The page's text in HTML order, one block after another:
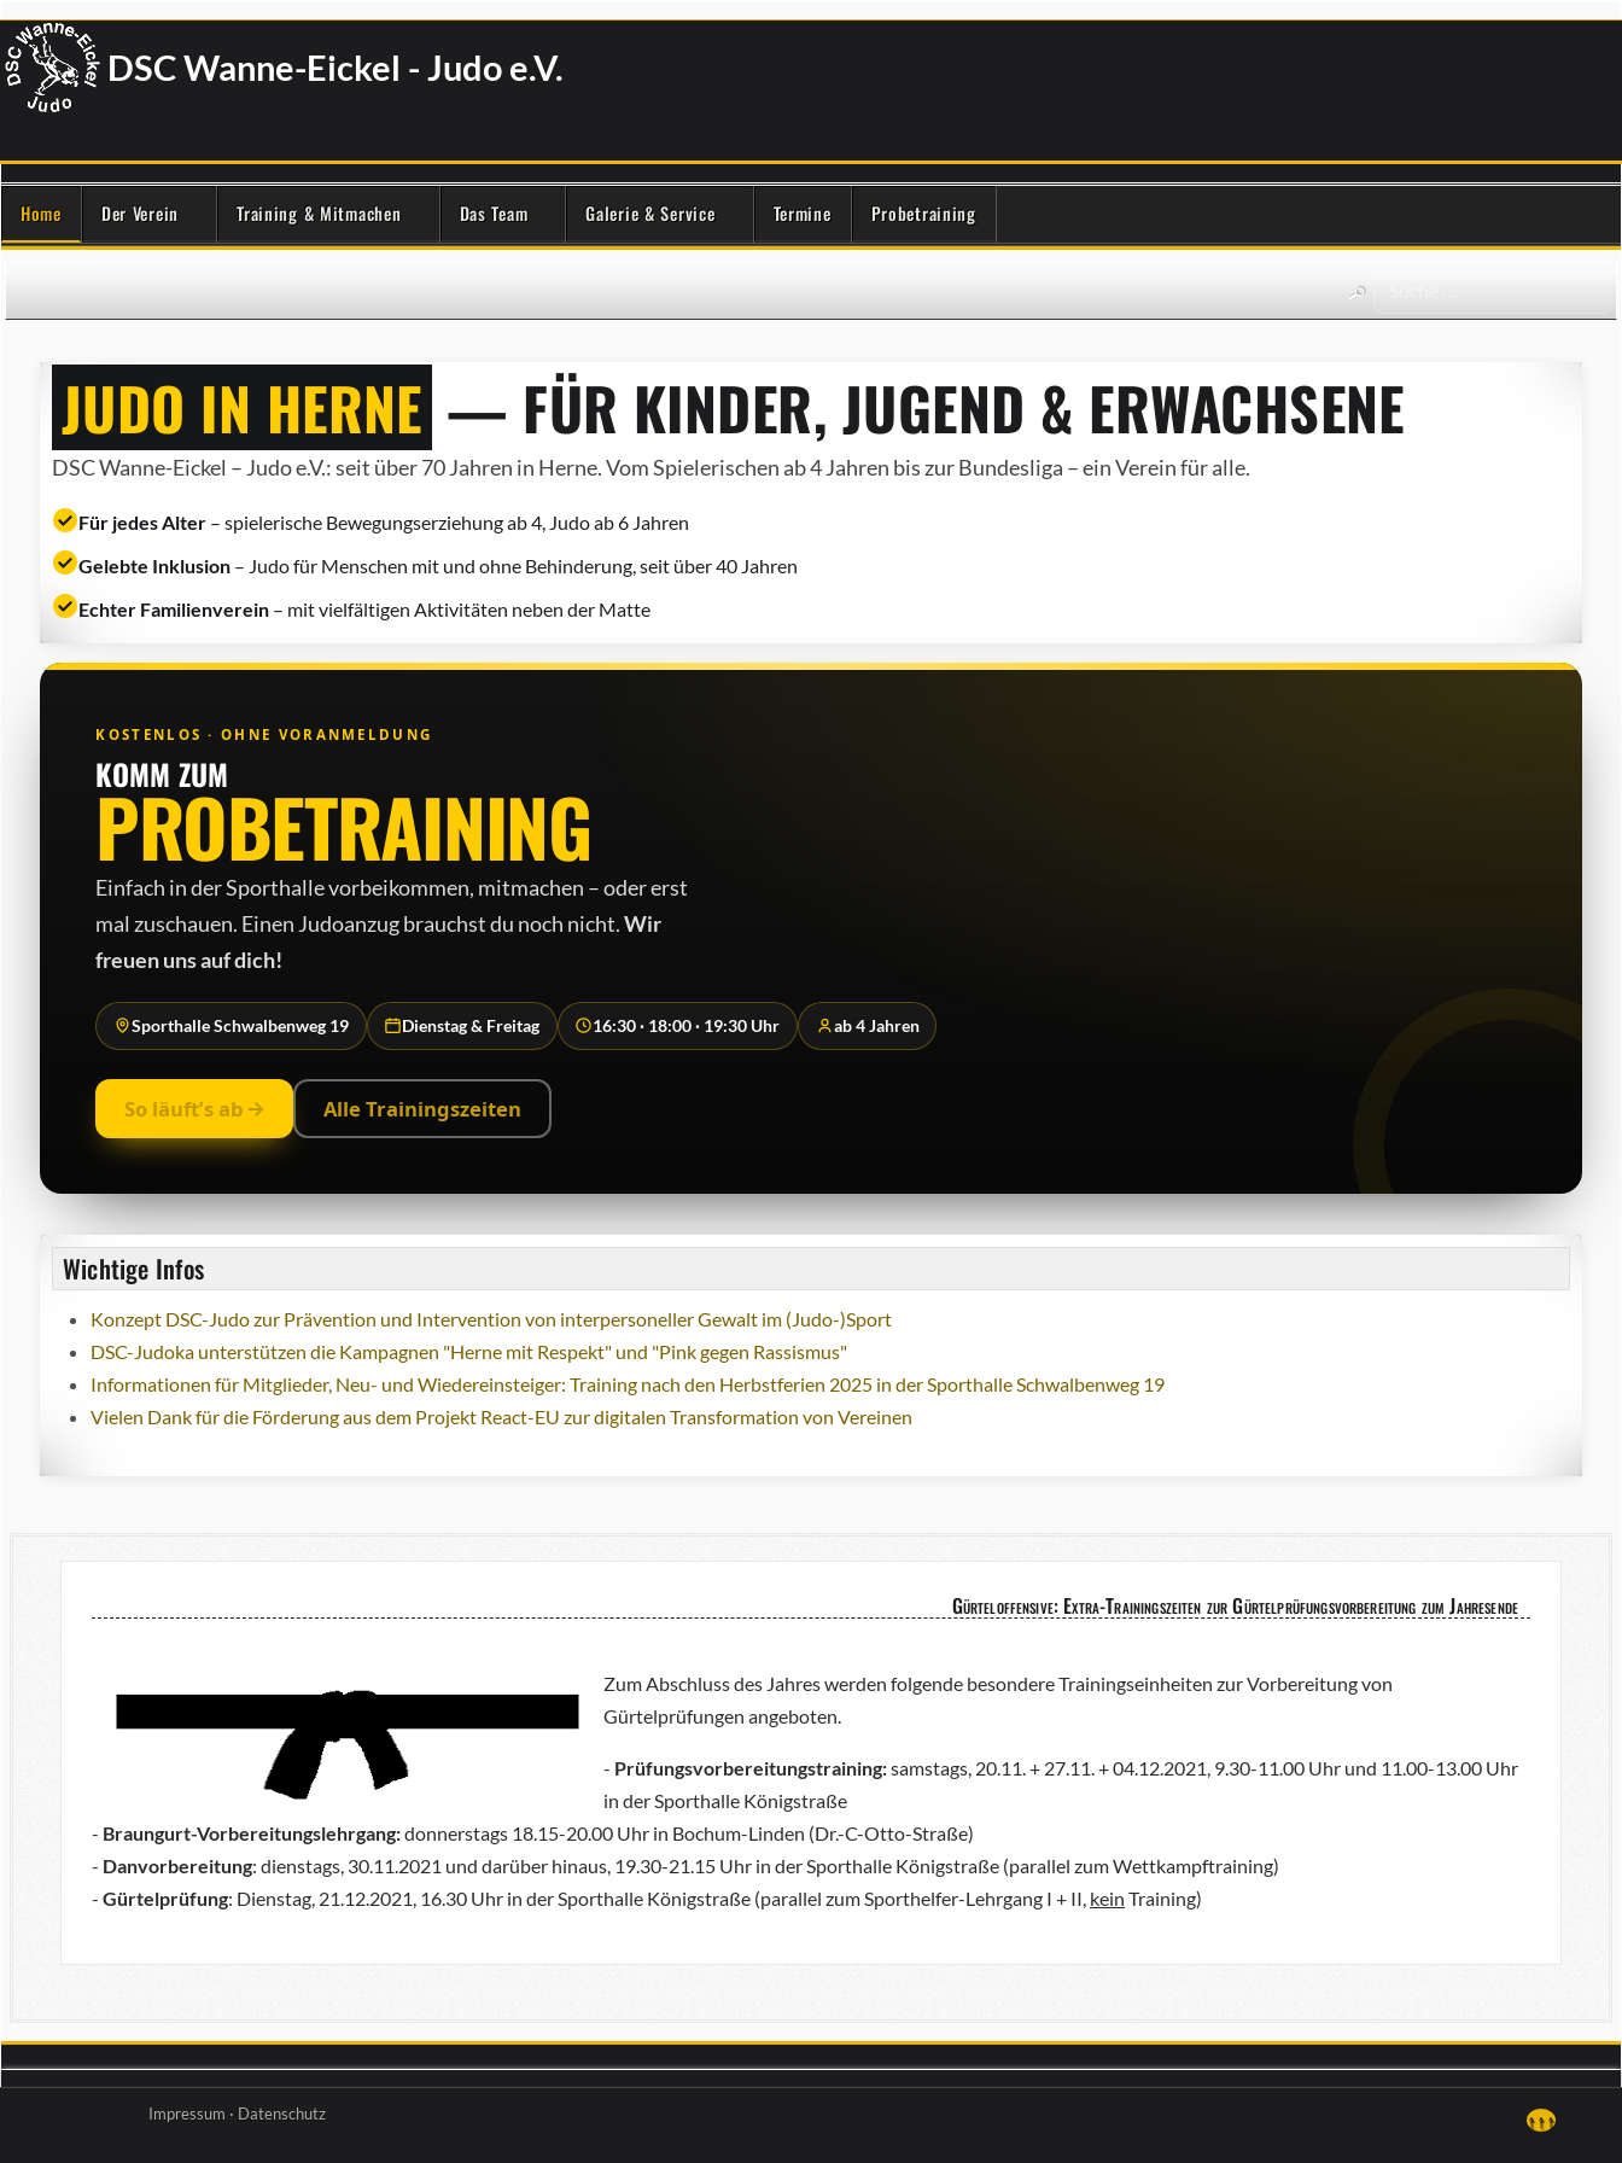
DSC Wanne-Eickel - Judo e.V.
Home Der Verein Training & Mitmachen Das Team Galerie & Service Termine Probetraining
↑↑↑
Impressum · Datenschutz
JUDO IN HERNE — FÜR KINDER, JUGEND & ERWACHSENE
DSC Wanne-Eickel – Judo e.V.: seit über 70 Jahren in Herne. Vom Spielerischen ab 4 Jahren bis zur Bundesliga – ein Verein für alle.
Für jedes Alter – spielerische Bewegungserziehung ab 4, Judo ab 6 Jahren
Gelebte Inklusion – Judo für Menschen mit und ohne Behinderung, seit über 40 Jahren
Echter Familienverein – mit vielfältigen Aktivitäten neben der Matte
KOSTENLOS · OHNE VORANMELDUNG
KOMM ZUM
PROBETRAINING
Einfach in der Sporthalle vorbeikommen, mitmachen – oder erst
mal zuschauen. Einen Judo­anzug brauchst du noch nicht.Wir
freuen uns auf dich!
Sporthalle Schwalbenweg 19 Dienstag & Freitag 16:30 · 18:00 · 19:30 Uhr ab 4 Jahren
So läuft’s ab Alle Trainingszeiten
Wichtige Infos
Konzept DSC-Judo zur Prävention und Intervention von interpersoneller Gewalt im (Judo-)Sport
DSC-Judoka unterstützen die Kampagnen "Herne mit Respekt" und "Pink gegen Rassismus"
Informationen für Mitglieder, Neu- und Wiedereinsteiger: Training nach den Herbstferien 2025 in der Sporthalle Schwalbenweg 19
Vielen Dank für die Förderung aus dem Projekt React-EU zur digitalen Transformation von Vereinen
Gürteloffensive: Extra-Trainingszeiten zur Gürtelprüfungsvorbereitung zum Jahresende
Zum Abschluss des Jahres werden folgende besondere Trainingseinheiten zur Vorbereitung von
Gürtelprüfungen angeboten.
- Prüfungsvorbereitungstraining:samstags, 20.11. + 27.11. + 04.12.2021, 9.30-11.00 Uhr und 11.00-13.00 Uhr
in der Sporthalle Königstraße
- Braungurt-Vorbereitungslehrgang:donnerstags 18.15-20.00 Uhr in Bochum-Linden (Dr.-C-Otto-Straße)
- Danvorbereitung: dienstags, 30.11.2021 und darüber hinaus, 19.30-21.15 Uhr in der Sporthalle Königstraße (parallel zum Wettkampftraining)
- Gürtelprüfung: Dienstag, 21.12.2021, 16.30 Uhr in der Sporthalle Königstraße (parallel zum Sporthelfer-Lehrgang I + II, kein Training)